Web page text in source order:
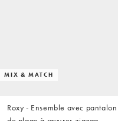
MIX & MATCH
Roxy - Ensemble avec pantalon